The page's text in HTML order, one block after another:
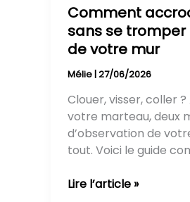
Comment
sans se
de votre mur
Mélie|27/06/2026
Clouer, visser, coller
votre marteau, deux
d’observation de
tout. Voici le guide
se
tromper
:
tout
de
votre
mur
Lire l’article »